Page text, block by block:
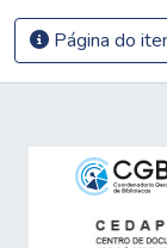
Página do